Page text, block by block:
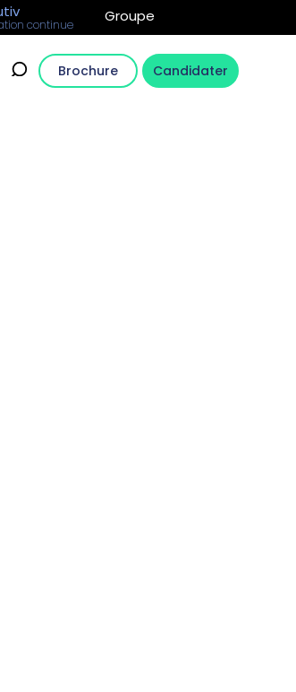
continue Groupe
Brochure Candidater